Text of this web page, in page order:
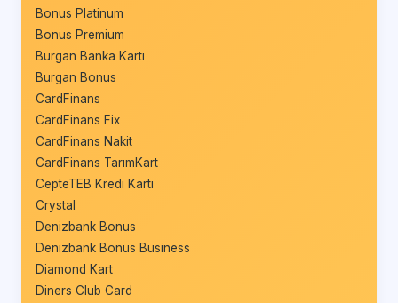
Bonus Platinum
Bonus Premium
Burgan Banka Kartı
Burgan Bonus
CardFinans
CardFinans Fix
CardFinans Nakit
CardFinans TarımKart
CepteTEB Kredi Kartı
Crystal
Denizbank Bonus
Denizbank Bonus Business
Diamond Kart
Diners Club Card